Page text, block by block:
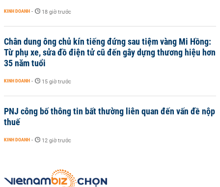
KINH DOANH - 18 giờ trước
Chân dung ông chủ kín tiếng đứng sau tiệm vàng Mi Hồng:
Từ phụ xe, sửa đồ điện tử cũ đến gây dựng thương hiệu hơn
35 năm tuổi
KINH DOANH - 15 giờ trước
PNJ công bố thông tin bất thường liên quan đến vấn đề nộp
thuế
KINH DOANH - 12 giờ trước